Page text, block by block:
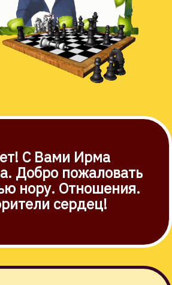
С Вами Ирма
Добро пожаловать
нору. Отношения.
сердец!